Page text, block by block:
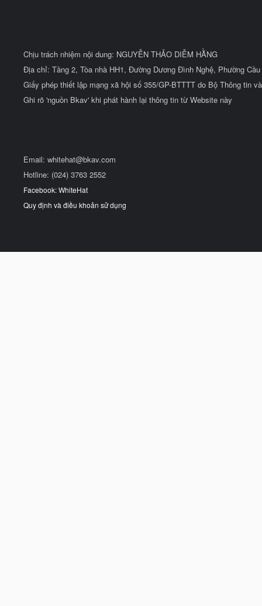
Chịu trách nhiệm nội dung: NGUYỄN THẢO DIỄM HẰNG
Địa chỉ: Tầng 2, Tòa nhà HH1, Đường Dương Đình Nghệ, Phường
Giấy phép thiết lập mạng xã hội số 355/GP-BTTTT do Bộ Thông tin
Ghi rõ 'nguồn Bkav' khi phát hành lại thông tin từ Website này
Email: whitehat@bkav.com
Hotline: (024) 3763 2552
Facebook: WhiteHat
Quy định và điều khoản sử dụng